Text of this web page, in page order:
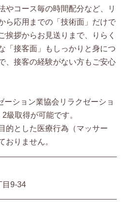
やコース毎の時間配分など、リ
ら応用までの「技術面」だけで
挨拶からお見送りまで、りらく
「接客面」もしっかりと身につ
、接客の経験がない方もご安心
ション業協会リラクゼーショ
級取得が可能です。
的とした医療行為（マッサー
おりません。
目9-34